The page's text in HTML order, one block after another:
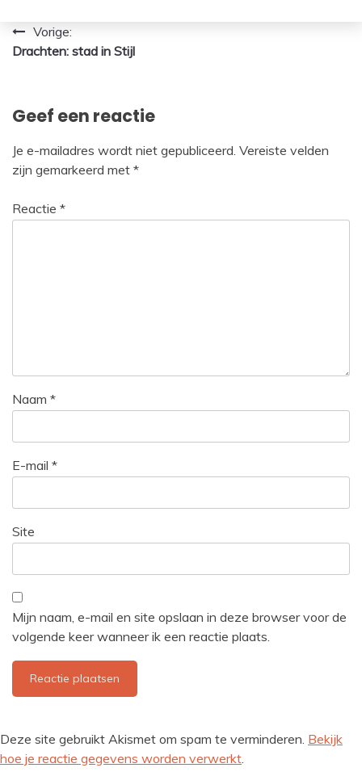
Bericht
navigatie
Vorige:
Drachten: stad in Stijl
Geef een reactie
Je e-mailadres wordt niet gepubliceerd. Vereiste velden
zijn gemarkeerd met *
Reactie *
Naam *
E-mail *
Site
Mijn naam, e-mail en site opslaan in deze browser voor de
volgende keer wanneer ik een reactie plaats.
Deze site gebruikt Akismet om spam te verminderen. Bekijk
hoe je reactie gegevens worden verwerkt